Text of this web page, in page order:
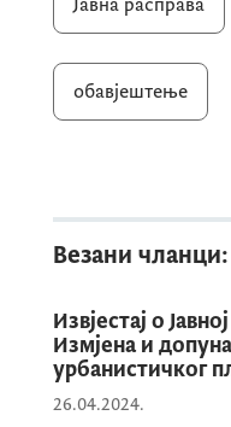
обавјештење
Везани чланци:
Извјестај о
Измјена и
урбанистичког
26.04.2024.